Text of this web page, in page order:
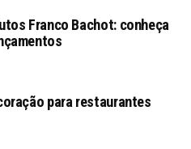
Franco Bachot: conheça
para restaurantes